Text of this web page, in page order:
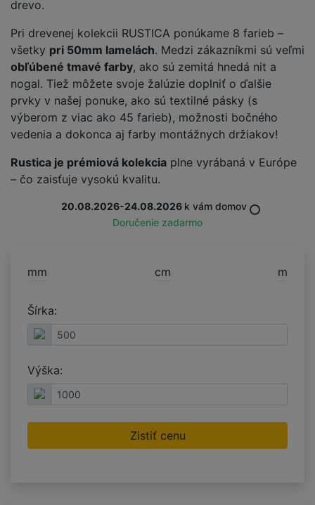
drevo.
Pri drevenej kolekcii RUSTICA ponúkame 8 farieb –
všetky pri 50mm lamelách. Medzi zákazníkmi sú veľmi
obľúbené tmavé farby, ako sú zemitá hnedá nit a
nogal. Tiež môžete svoje žalúzie doplniť o ďalšie
prvky v našej ponuke, ako sú textilné pásky (s
výberom z viac ako 45 farieb), možnosti bočného
vedenia a dokonca aj farby montážnych držiakov!
Rustica je prémiová kolekcia plne vyrábaná v Európe
– čo zaisťuje vysokú kvalitu.
20.08.2026-24.08.2026 k vám domov
Doručenie zadarmo
mm cm m
Šírka:
Výška:
Zistiť cenu